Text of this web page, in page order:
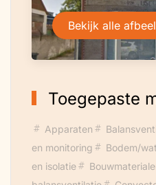
personen.
De isolatie is
buitenmuren en
Bekijk alle
Toegepaste
Apparaten
en monitoring
Bodem/
en isolatie